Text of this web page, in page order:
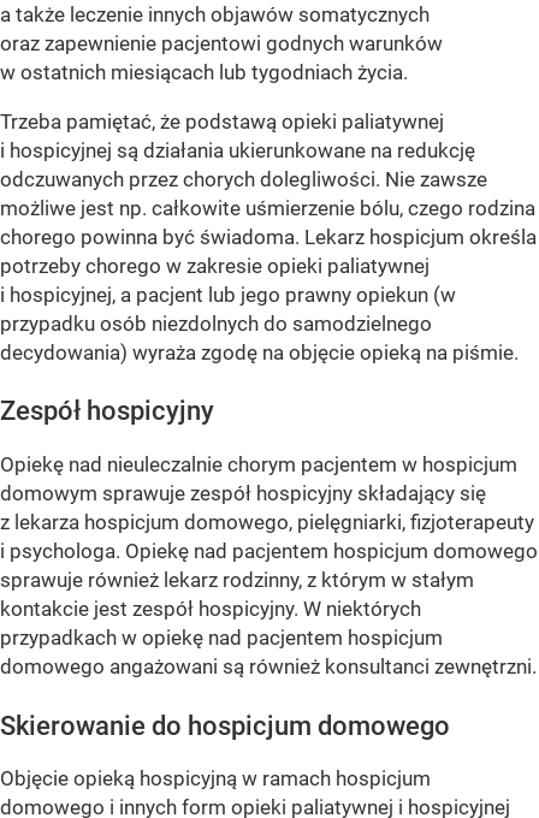
a także leczenie innych objawów somatycznych
oraz zapewnienie pacjentowi godnych warunków
w ostatnich miesiącach lub tygodniach życia.
Trzeba pamiętać, że podstawą opieki paliatywnej
i hospicyjnej są działania ukierunkowane na redukcję
odczuwanych przez chorych dolegliwości. Nie zawsze
możliwe jest np. całkowite uśmierzenie bólu, czego rodzina
chorego powinna być świadoma. Lekarz hospicjum określa
potrzeby chorego w zakresie opieki paliatywnej
i hospicyjnej, a pacjent lub jego prawny opiekun (w
przypadku osób niezdolnych do samodzielnego
decydowania) wyraża zgodę na objęcie opieką na piśmie.
Zespół hospicyjny
Opiekę nad nieuleczalnie chorym pacjentem w hospicjum
domowym sprawuje zespół hospicyjny składający się
z lekarza hospicjum domowego, pielęgniarki, fizjoterapeuty
i psychologa. Opiekę nad pacjentem hospicjum domowego
sprawuje również lekarz rodzinny, z którym w stałym
kontakcie jest zespół hospicyjny. W niektórych
przypadkach w opiekę nad pacjentem hospicjum
domowego angażowani są również konsultanci zewnętrzni.
Skierowanie do hospicjum domowego
Objęcie opieką hospicyjną w ramach hospicjum
domowego i innych form opieki paliatywnej i hospicyjnej